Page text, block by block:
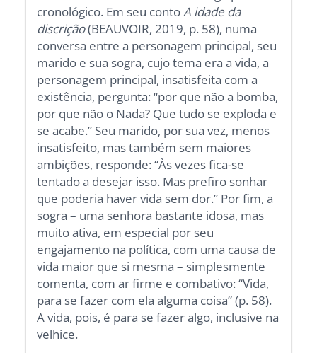
cronológico. Em seu conto A idade da
discrição(BEAUVOIR, 2019, p. 58), numa
conversa entre a personagem principal, seu
marido e sua sogra, cujo tema era a vida, a
personagem principal, insatisfeita com a
existência, pergunta: “por que não a bomba,
por que não o Nada? Que tudo se exploda e
se acabe.” Seu marido, por sua vez, menos
insatisfeito, mas também sem maiores
ambições, responde: “Às vezes fica-se
tentado a desejar isso. Mas prefiro sonhar
que poderia haver vida sem dor.” Por fim, a
sogra – uma senhora bastante idosa, mas
muito ativa, em especial por seu
engajamento na política, com uma causa de
vida maior que si mesma – simplesmente
comenta, com ar firme e combativo: “Vida,
para se fazer com ela alguma coisa” (p. 58).
A vida, pois, é para se fazer algo, inclusive na
velhice.